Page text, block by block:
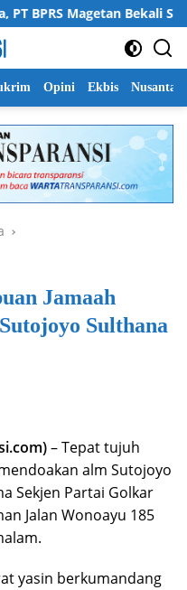
Magetan Bekali Staf
Opini Ekbis Nusantara
Jamaah
Sulthana
– Tepat tujuh
alm Sutojoyo
Sekjen Partai Golkar
Jalan Wonoayu 185
yasin berkumandang